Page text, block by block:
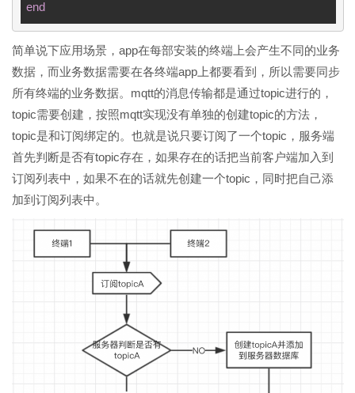
end
简单说下应用场景，app在每部安装的终端上会产生不同的业务
数据，而业务数据需要在各终端app上都要看到，所以需要同步
所有终端的业务数据。mqtt的消息传输都是通过topic进行的，
topic需要创建，按照mqtt实现没有单独的创建topic的方法，
topic是和订阅绑定的。也就是说只要订阅了一个topic，服务端
首先判断是否有topic存在，如果存在的话把当前客户端加入到
订阅列表中，如果不在的话就先创建一个topic，同时把自己添
加到订阅列表中。